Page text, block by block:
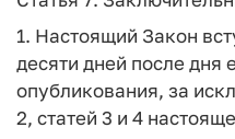
1. Настоящий Закон
десяти дней после дня
опубликования, за
2, статей 3 и 4